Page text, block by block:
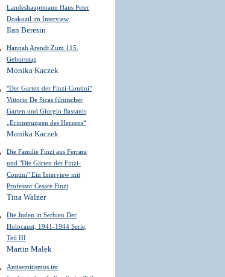
Landeshauptmann Hans Peter
Doskozil im Interview
Ilan Beresin
Hannah Arendt Zum 115.
Geburtstag
Monika Kaczek
"Der Garten der Finzi-Contini"
Vittorio De Sicas filmischer
Garten und Giorgio Bassanis
„Erinnerungen des Herzens“
Monika Kaczek
Die Familie Finzi aus Ferrara
und "Die Gärten der Finzi-
Contini" Ein Interview mit
Professor Cesare Finzi
Tina Walzer
Die Juden in Serbien Der
Holocaust, 1941-1944 Serie,
Teil III
Martin Malek
Antisemitismus im